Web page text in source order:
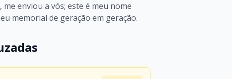
me enviou a vós; este é meu nome
memorial de geração em geração.